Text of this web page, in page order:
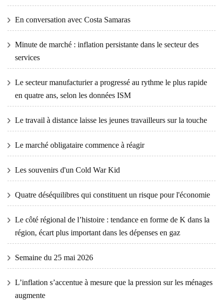
En conversation avec Costa Samaras
Minute de marché : inflation persistante dans le secteur des
services
Le secteur manufacturier a progressé au rythme le plus rapide
en quatre ans, selon les données ISM
Le travail à distance laisse les jeunes travailleurs sur la touche
Le marché obligataire commence à réagir
Les souvenirs d'un Cold War Kid
Quatre déséquilibres qui constituent un risque pour l'économie
Le côté régional de l’histoire : tendance en forme de K dans la
région, écart plus important dans les dépenses en gaz
Semaine du 25 mai 2026
L’inflation s’accentue à mesure que la pression sur les ménages
augmente